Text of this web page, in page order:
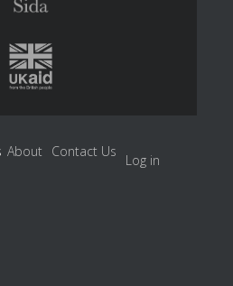
About Contact Us
Log in